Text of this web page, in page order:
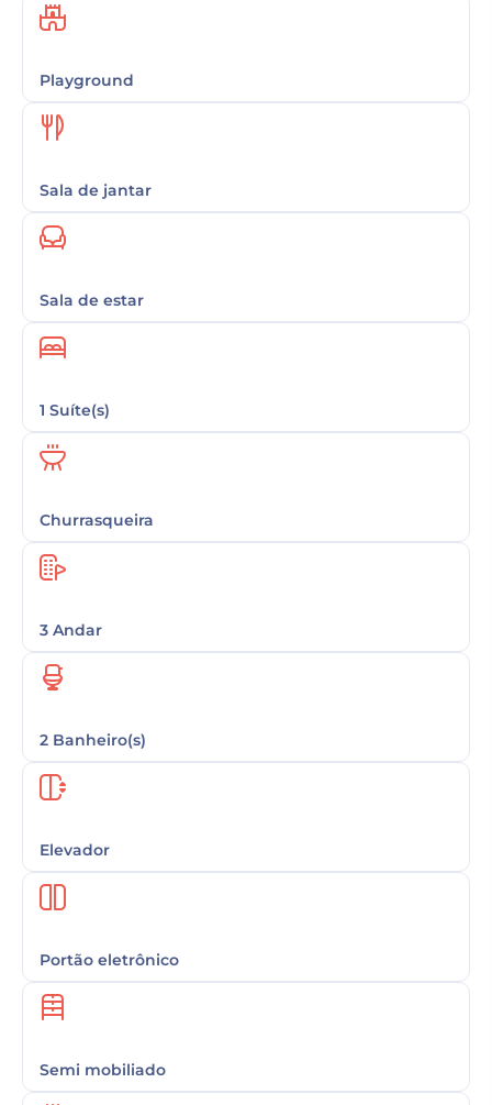
Playground
Sala de jantar
Sala de estar
1 Suíte(s)
Churrasqueira
3 Andar
2 Banheiro(s)
Elevador
Portão eletrônico
Semi mobiliado